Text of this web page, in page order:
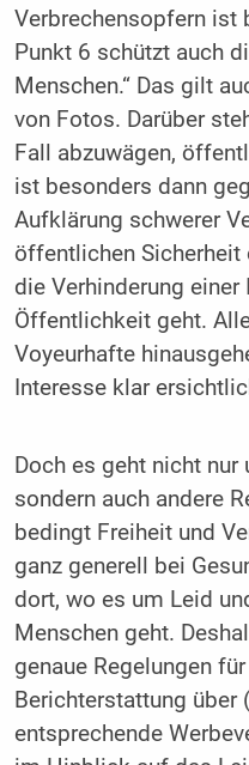
Verbrechensopfern ist
Punkt 6 schützt auch
Menschen.“ Das gilt
von Fotos. Darüber
Fall abzuwägen,
ist besonders dann
Aufklärung schwerer
öffentlichen Sicherheit
die Verhinderung einer
Öffentlichkeit geht.
Voyeurhafte
Interesse klar
Doch es geht nicht nur
sondern auch andere
bedingt Freiheit und
ganz generell bei
dort, wo es um Leid
Menschen geht.
genaue Regelungen
Berichterstattung über
entsprechende